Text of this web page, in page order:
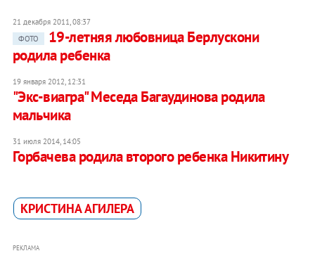
21 декабря 2011, 08:37
ФОТО
19-летняя любовница Берлускони
родила ребенка
19 января 2012, 12:31
"Экс-виагра" Меседа Багаудинова родила
мальчика
31 июля 2014, 14:05
Горбачева родила второго ребенка Никитину
КРИСТИНА АГИЛЕРА
РЕКЛАМА